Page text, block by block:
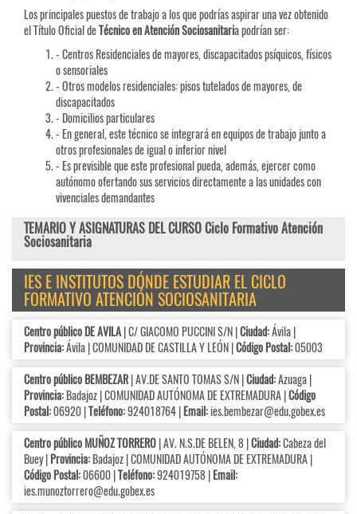
Los principales puestos de trabajo a los que podrías aspirar una vez obtenido
el Título Oficial deTécnico en Atención Sociosanitaria podrían ser:
- Centros Residenciales de mayores, discapacitados psíquicos, físicos
o sensoriales
- Otros modelos residenciales: pisos tutelados de mayores, de
discapacitados
- Domicilios particulares
- En general, este técnico se integrará en equipos de trabajo junto a
otros profesionales de igual o inferior nivel
- Es previsible que este profesional pueda, además, ejercer como
autónomo ofertando sus servicios directamente a las unidades con
vivenciales demandantes
TEMARIO Y ASIGNATURAS DEL CURSO Ciclo Formativo Atención
Sociosanitaria
IES E INSTITUTOS DÓNDE ESTUDIAR EL CICLO
FORMATIVO ATENCIÓN SOCIOSANITARIA
Centro público DE AVILA| C/ GIACOMO PUCCINI S/N |Ciudad:Ávila |
Provincia:Ávila | COMUNIDAD DE CASTILLA Y LEÓN |Código Postal:05003
Centro público BEMBEZAR| AV.DE SANTO TOMAS S/N |Ciudad:Azuaga |
Provincia:Badajoz | COMUNIDAD AUTÓNOMA DE EXTREMADURA |Código
Postal:06920 |Teléfono:924018764 |Email:ies.bembezar@edu.gobex.es
Centro público MUÑOZ TORRERO| AV. N.S.DE BELEN, 8 |Ciudad:Cabeza del
Buey |Provincia:Badajoz | COMUNIDAD AUTÓNOMA DE EXTREMADURA |
Código Postal:06600 |Teléfono:924019758 |Email:
ies.munoztorrero@edu.gobex.es